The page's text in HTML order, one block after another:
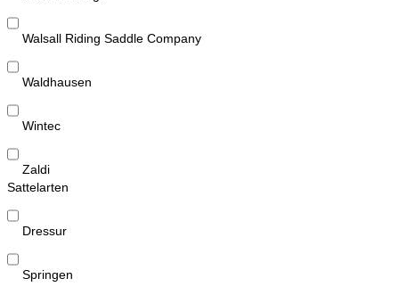
Walsall Riding Saddle Company
Waldhausen
Wintec
Zaldi
Sattelarten
Dressur
Springen